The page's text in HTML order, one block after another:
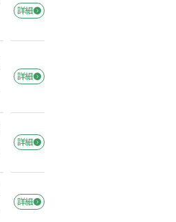
詳細
詳細
詳細
詳細